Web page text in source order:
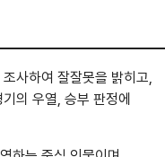
사하여 잘잘못을 밝히고,
의 우열, 승부 판정에